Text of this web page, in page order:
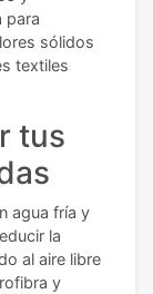
para
sólidos
textiles
tus
agua fría y
la
al aire libre
y